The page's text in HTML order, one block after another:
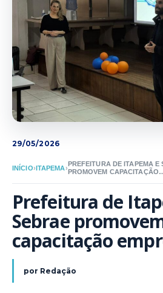
29/05/2026
INÍCIO›ITAPEMA›
PREFEITURA DE ITAPEMA E
PROMOVEM CAPACITAÇÃO
Prefeitura de
Sebrae
capacitação
por Redação